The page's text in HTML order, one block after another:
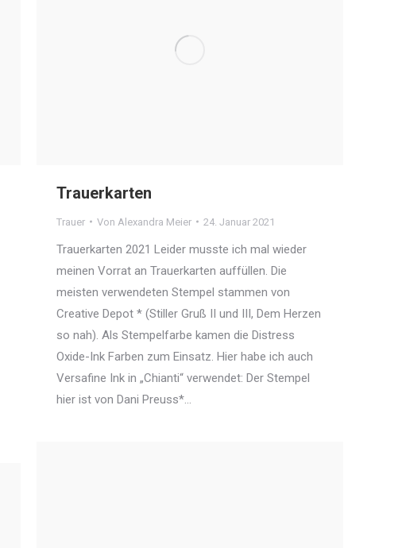
Trauerkarten
Trauer Von Alexandra Meier 24. Januar 2021
Trauerkarten 2021 Leider musste ich mal wieder
meinen Vorrat an Trauerkarten auffüllen. Die
meisten verwendeten Stempel stammen von
Creative Depot * (Stiller Gruß II und III, Dem Herzen
so nah). Als Stempelfarbe kamen die Distress
Oxide-Ink Farben zum Einsatz. Hier habe ich auch
Versafine Ink in „Chianti“ verwendet: Der Stempel
hier ist von Dani Preuss*…